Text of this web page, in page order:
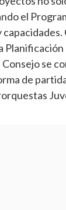
el
se
de